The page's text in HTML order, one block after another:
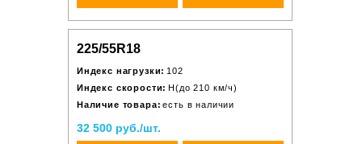
225/55R18
Индекс нагрузки: 102
Индекс скорости: H(до 210 км/ч)
Наличие товара: есть в наличии
32 500 руб./шт.